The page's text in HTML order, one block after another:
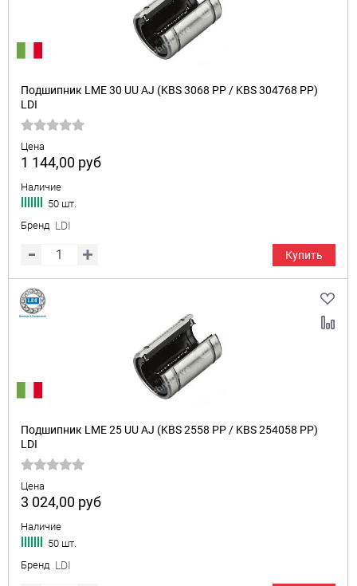
Подшипник LME 30 UU AJ (KBS 3068 PP / KBS 304768 PP)
LDI
Цена
1 144,00 руб
Наличие
50 шт.
Бренд LDI
Купить
Подшипник LME 25 UU AJ (KBS 2558 PP / KBS 254058 PP)
LDI
Цена
3 024,00 руб
Наличие
50 шт.
Бренд LDI